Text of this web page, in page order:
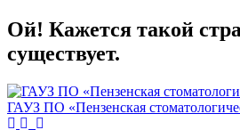
Ой! Кажется такой
существует.
ГАУЗ ПО «Пензенская